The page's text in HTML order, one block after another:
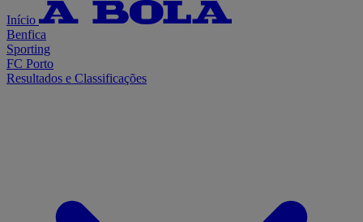
Início
Benfica
Sporting
FC Porto
Resultados e Classificações